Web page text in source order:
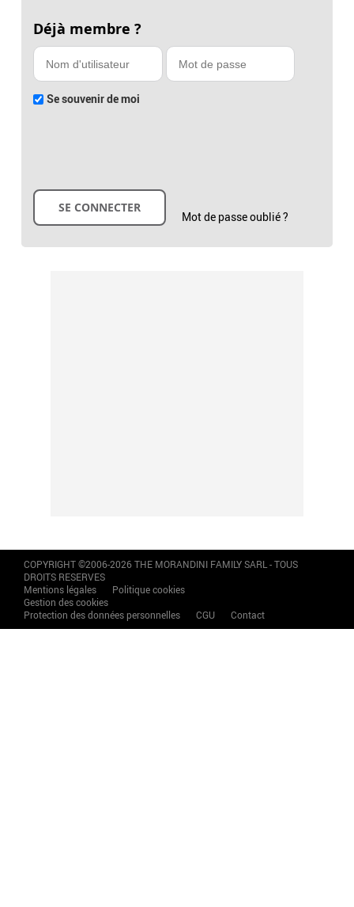
Déjà membre ?
Se souvenir de moi
Mot de passe oublié ?
COPYRIGHT ©2006-2026 THE MORANDINI FAMILY SARL - TOUS
DROITS RESERVES
Mentions légales
Politique cookies
Gestion des cookies
Protection des données personnelles
CGU Contact